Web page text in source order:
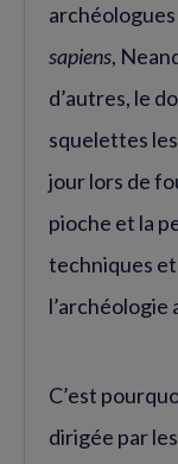
sapiens,
d’autres, le
squelettes
jour lors de
pioche et la
techniques
l’archéologie
C’est
dirigée par